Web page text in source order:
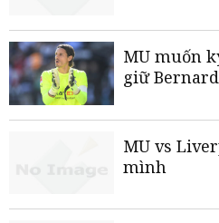
MU muốn
giữ
MU vs
mình